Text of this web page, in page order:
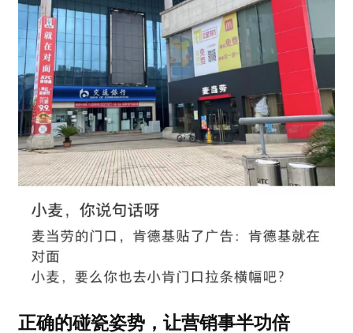
正确的碰瓷姿势，让营销事半功倍